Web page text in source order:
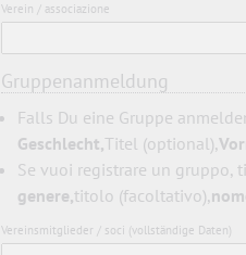
Verein / associazione
Gruppenanmeldung
Falls Du eine Gruppe
Geschlecht,Titel (optional),
Se vuoi registrare un gruppo,
genere,titolo (facoltativo),
Vereinsmitglieder / soci (vollständige Daten)